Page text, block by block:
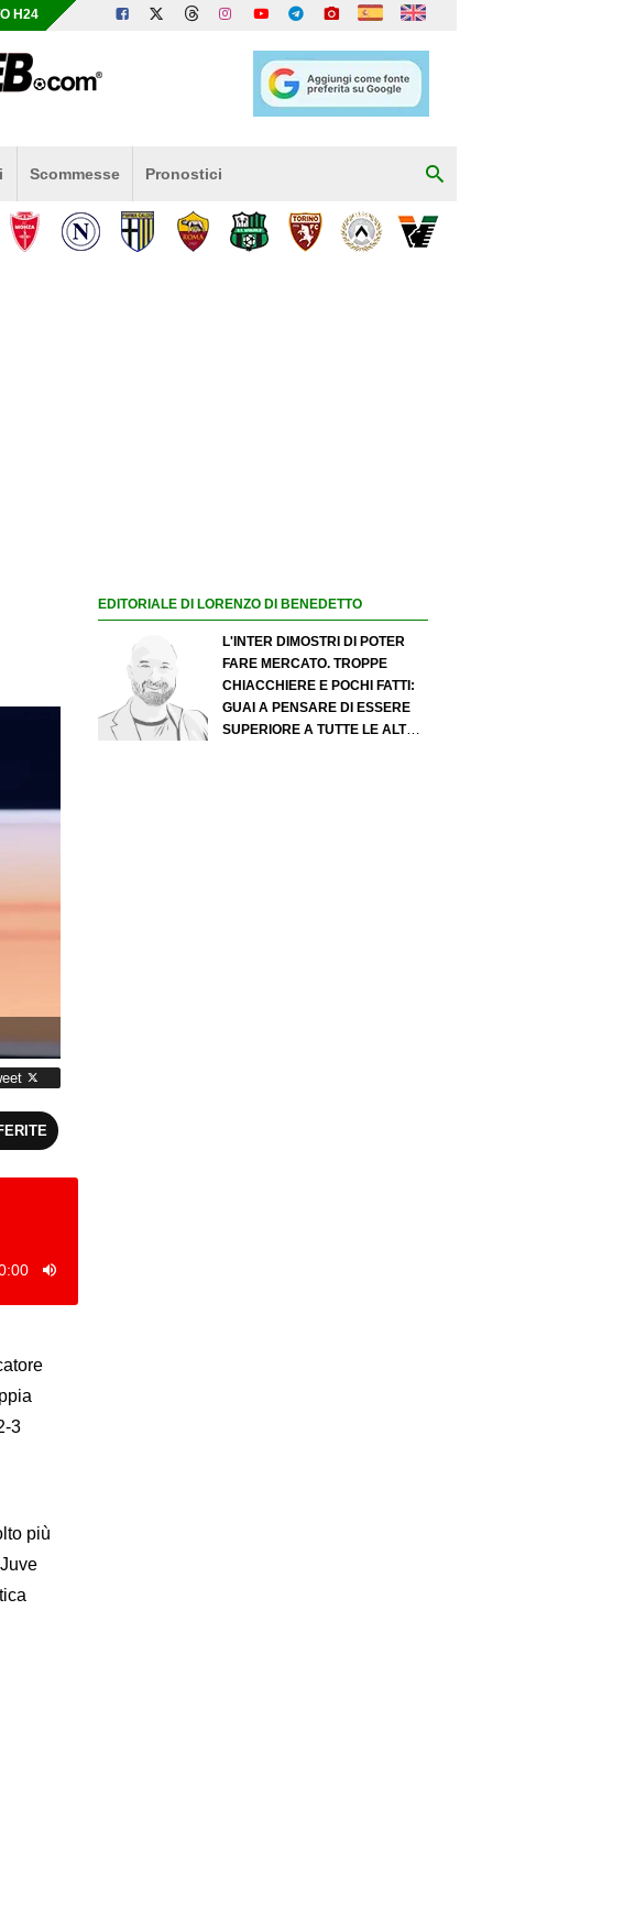
H24
Scommesse Pronostici
3
più
EDITORIALE DI LORENZO DI BENEDETTO
L'INTER DIMOSTRI DI POTER
FARE MERCATO. TROPPE
CHIACCHIERE E POCHI FATTI:
GUAI A PENSARE DI ESSERE
SUPERIORE A TUTTE LE ALTRE